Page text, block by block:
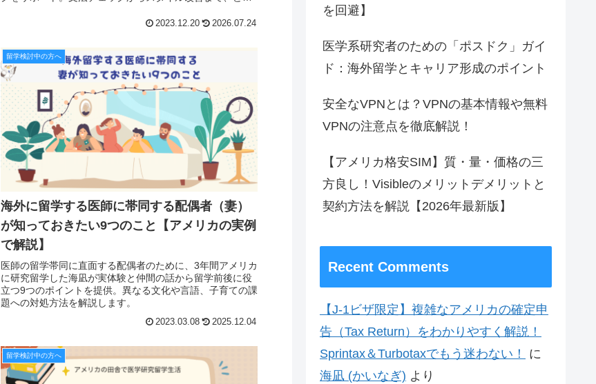
2023.12.20 2026.07.24
留学検討中の方へ
海外に留学する医師に帯同する配偶者（妻）
が知っておきたい9つのこと【アメリカの実例
で解説】
医師の留学帯同に直面する配偶者のために、3年間アメリカ
に研究留学した海凪が実体験と仲間の話から留学前後に役
立つ9つのポイントを提供。異なる文化や言語、子育ての課
題への対処方法を解説します。
2023.03.08 2025.12.04
留学検討中の方へ
を回避】
医学系研究者のための「ポスドク」ガイ
ド：海外留学とキャリア形成のポイント
安全なVPNとは？VPNの基本情報や無料
VPNの注意点を徹底解説！
【アメリカ格安SIM】質・量・価格の三
方良し！Visibleのメリットデメリットと
契約方法を解説【2026年最新版】
Recent Comments
【J-1ビザ限定】複雑なアメリカの確定申
告（Tax Return）をわかりやすく解説！
Sprintax＆Turbotaxでもう迷わない！
に
海凪 (かいなぎ) より